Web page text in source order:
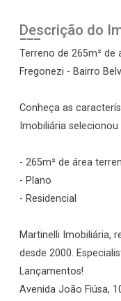
Descrição do
Terreno de 265m² de
Fregonezi - Bairro
Conheça as
Imobiliária
- 265m² de área
- Plano
- Residencial
Martinelli Imobiliária,
desde 2000.
Lançamentos!
Avenida João Fiúsa,